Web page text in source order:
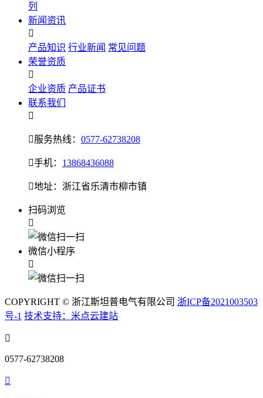
列
新闻资讯

产品知识 行业新闻 常见问题
荣誉资质

企业资质 产品证书
联系我们

服务热线： 0577-62738208
手机： 13868436088
地址：浙江省乐清市柳市镇
扫码浏览

微信小程序

COPYRIGHT © 浙江斯坦普电气有限公司 浙ICP备2021003503
号-1 技术支持：米点云建站

0577-62738208
